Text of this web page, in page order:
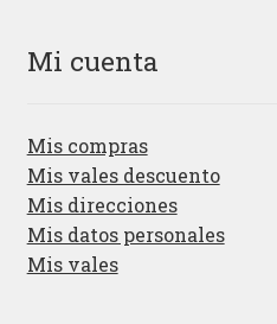
Mi cuenta
Mis compras
Mis vales descuento
Mis direcciones
Mis datos personales
Mis vales